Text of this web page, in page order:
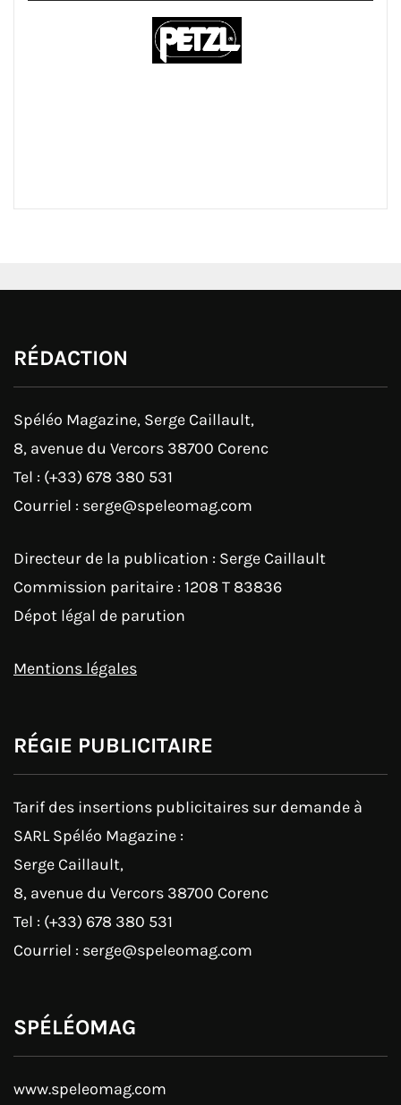
RÉDACTION
Spéléo Magazine, Serge Caillault,
8, avenue du Vercors 38700 Corenc
Tel : (+33) 678 380 531
Courriel : serge@speleomag.com
Directeur de la publication : Serge Caillault
Commission paritaire : 1208 T 83836
Dépot légal de parution
Mentions légales
RÉGIE PUBLICITAIRE
Tarif des insertions publicitaires sur demande à
SARL Spéléo Magazine :
Serge Caillault,
8, avenue du Vercors 38700 Corenc
Tel : (+33) 678 380 531
Courriel : serge@speleomag.com
SPÉLÉOMAG
www.speleomag.com